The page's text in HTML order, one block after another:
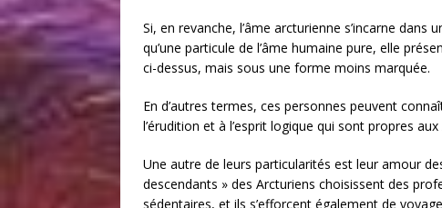
Si, en revanche, l’âme arcturienne s’incarne
qu’une particule de l’âme humaine pure, elle
ci-dessus, mais sous une forme moins marquée.
En d’autres termes, ces personnes peuvent
l’érudition et à l’esprit logique qui sont propres
Une autre de leurs particularités est leur amour
descendants » des Arcturiens choisissent des
sédentaires, et ils s’efforcent également de